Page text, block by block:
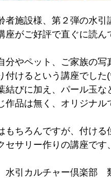
者施設様、第２弾の水
座がご好評で直ぐに読
分やペット、ご家族の写
付けるという講座でした
結びに加え、パール玉
作品は無く、オリジナル
もちろんですが、付け
セサリー作りの講座です
水引カルチャー倶楽部　